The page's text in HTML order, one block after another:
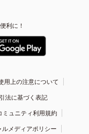
利に！
用上の注意について
法に基づく表記
ミュニティ利用規約
ルメディアポリシー